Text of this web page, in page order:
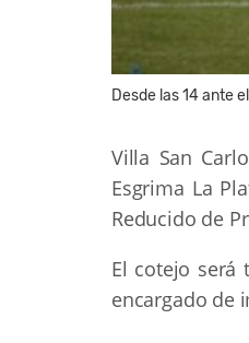
Desde las 14 ante
Villa San
Esgrima La
Reducido de
El cotejo será
encargado de